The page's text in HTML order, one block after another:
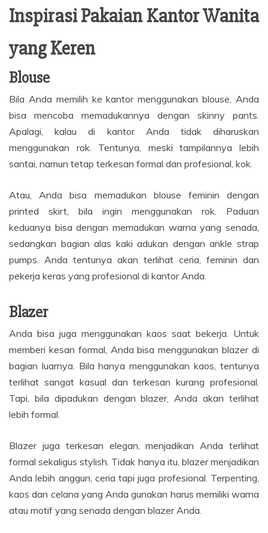
Inspirasi Pakaian Kantor Wanita
yang Keren
Blouse
Bila Anda memilih ke kantor menggunakan blouse, Anda
bisa mencoba memadukannya dengan skinny pants.
Apalagi, kalau di kantor Anda tidak diharuskan
menggunakan rok. Tentunya, meski tampilannya lebih
santai, namun tetap terkesan formal dan profesional, kok.
Atau, Anda bisa memadukan blouse feminin dengan
printed skirt, bila ingin menggunakan rok. Paduan
keduanya bisa dengan memadukan warna yang senada,
sedangkan bagian alas kaki adukan dengan ankle strap
pumps. Anda tentunya akan terlihat ceria, feminin dan
pekerja keras yang profesional di kantor Anda.
Blazer
Anda bisa juga menggunakan kaos saat bekerja. Untuk
memberi kesan formal, Anda bisa menggunakan blazer di
bagian luarnya. Bila hanya menggunakan kaos, tentunya
terlihat sangat kasual dan terkesan kurang profesional.
Tapi, bila dipadukan dengan blazer, Anda akan terlihat
lebih formal.
Blazer juga terkesan elegan, menjadikan Anda terlihat
formal sekaligus stylish. Tidak hanya itu, blazer menjadikan
Anda lebih anggun, ceria tapi juga profesional. Terpenting,
kaos dan celana yang Anda gunakan harus memiliki warna
atau motif yang senada dengan blazer Anda.